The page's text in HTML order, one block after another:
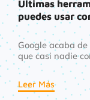
Últimas
puedes usar
Google acaba
que casi nadie
trabajo a la
pagar
Leer Más